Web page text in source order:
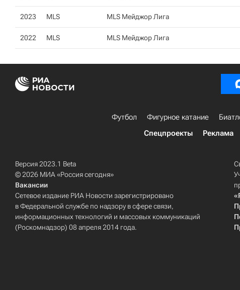
2023 MLS MLS Мейджор Лига
2022 MLS MLS Мейджор Лига
Футбол Фигурное катание
Спецпроекты
Реклама
Версия 2023.1 Beta
© 2026 МИА «Россия сегодня»
Вакансии
Сетевое издание РИА Новости зарегистрировано
в Федеральной службе по надзору в сфере связи,
информационных технологий и массовых коммуникаций
(Роскомнадзор) 08 апреля 2014 года.